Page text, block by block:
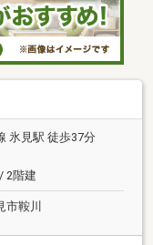
氷見駅 徒歩37分
2階建
市鞍川